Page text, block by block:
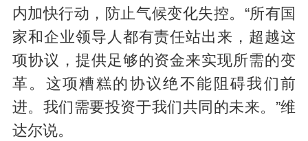
内加快行动，防止气候变化失控。“所有国
家和企业领导人都有责任站出来，超越这
项协议，提供足够的资金来实现所需的变
革。这项糟糕的协议绝不能阻碍我们前
进。我们需要投资于我们共同的未来。”维
达尔说。